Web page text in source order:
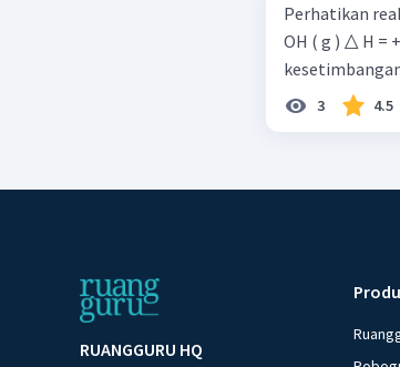
Perhatikan reaksi
OH ( g ) △ H = + x kJ Perlakuan yang harus
3 4.5
RUANGGURU HQ